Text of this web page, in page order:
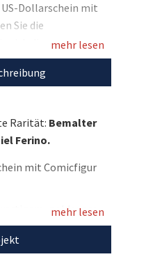
Dollarschein mit
Sie die
sich dieses
hochwertigen,
für den guten
mehr lesen
Rarität: Bemalter
Ferino.
mit Comicfigur
goldenem
mehr lesen